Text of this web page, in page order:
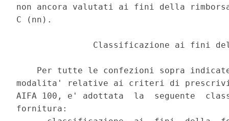
non ancora valutati ai fini della
C (nn).
Classificazione ai fini
Per tutte le confezioni sopra
modalita' relative ai criteri di
AIFA 100, e' adottata  la  seguente
fornitura: